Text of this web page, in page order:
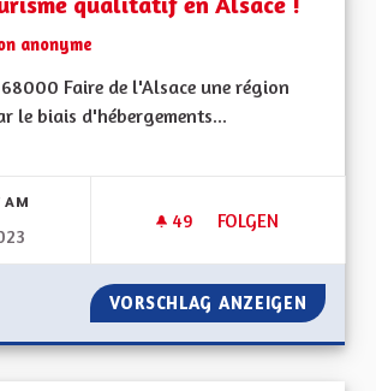
anonyme
Faire de l'Alsace une région
le biais d'hébergements...
AM
49 49 FOLLOWER
FOLGEN
VERS UN
VORSCHLAG ANZEIGEN VERS